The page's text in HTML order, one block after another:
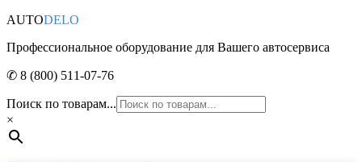
AUTODELO
Профессиональное оборудование для Вашего автосервиса
✆ 8 (800) 511-07-76
Поиск по товарам...
×